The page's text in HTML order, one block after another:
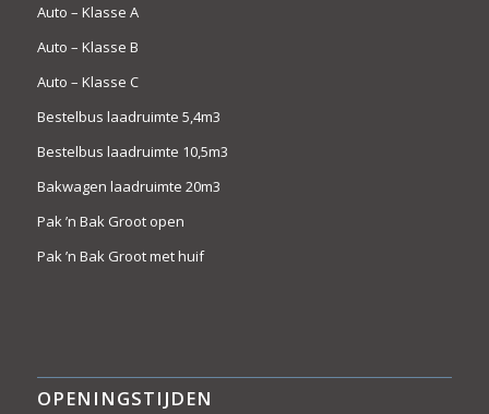
Auto – Klasse A
Auto – Klasse B
Auto – Klasse C
Bestelbus laadruimte 5,4m3
Bestelbus laadruimte 10,5m3
Bakwagen laadruimte 20m3
Pak ’n Bak Groot open
Pak ’n Bak Groot met huif
OPENINGSTIJDEN